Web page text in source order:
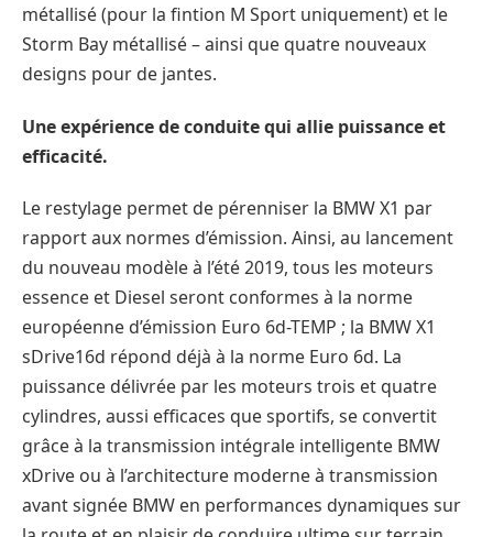
métallisé (pour la fintion M Sport uniquement) et le
Storm Bay métallisé – ainsi que quatre nouveaux
designs pour de jantes.
Une expérience de conduite qui allie puissance et
efficacité.
Le restylage permet de pérenniser la BMW X1 par
rapport aux normes d’émission. Ainsi, au lancement
du nouveau modèle à l’été 2019, tous les moteurs
essence et Diesel seront conformes à la norme
européenne d’émission Euro 6d-TEMP ; la BMW X1
sDrive16d répond déjà à la norme Euro 6d. La
puissance délivrée par les moteurs trois et quatre
cylindres, aussi efficaces que sportifs, se convertit
grâce à la transmission intégrale intelligente BMW
xDrive ou à l’architecture moderne à transmission
avant signée BMW en performances dynamiques sur